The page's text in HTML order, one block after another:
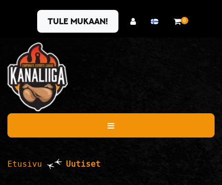
Tule mukaan! 0
Etusivu Uutiset